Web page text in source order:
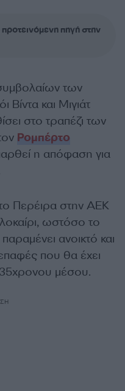
πηγή στην
των
και Μιγιάτ
στο τραπέζι των
Ρομπέρτο
η απόφαση για
Περέιρα στην ΑΕΚ
ωστόσο το
ανοικτό και
που θα έχει
μέσου.